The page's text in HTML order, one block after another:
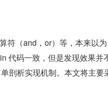
符（and，or）等，本来以
代码一致，但是发现效果并
剖析实现机制。本文将主要